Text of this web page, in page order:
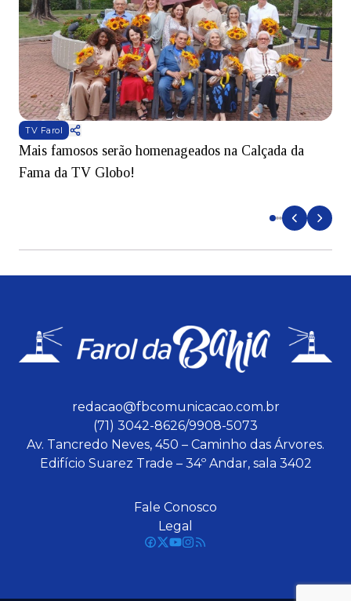
TV Farol
Mais famosos serão homenageados na Calçada da
Fama da TV Globo!
redacao@fbcomunicacao.com.br
(71) 3042-8626/9908-5073
Av. Tancredo Neves, 450 – Caminho das Árvores.
Edifício Suarez Trade – 34º Andar, sala 3402
Fale Conosco
Legal